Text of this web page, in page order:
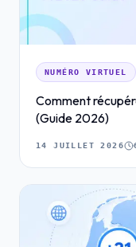
NUMÉRO VIRTUEL
Comment
(Guide 2026)
14 JUILLET 2026